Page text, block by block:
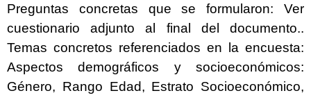
Preguntas concretas que se formularon: Ver
cuestionario adjunto al final del documento..
Temas concretos referenciados en la encuesta:
Aspectos demográficos y socioeconómicos:
Género, Rango Edad, Estrato Socioeconómico,